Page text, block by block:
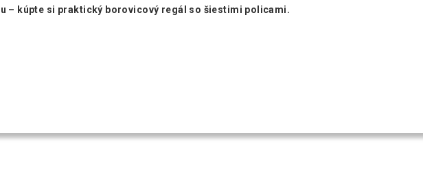
– kúpte si praktický borovicový regál so šiestimi policami.